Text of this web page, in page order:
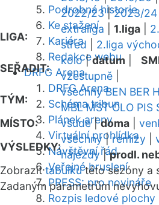
Podrobná historie
Ke stažení
Kariéra
Redakce webu
DRFG Arena
DRFG Arena
Schéma tribun
Plánek areny
Virtuální prohlídka
Návštěvní řád
Veřejné bruslení
PRESS: pro novináře
Rozpis ledové plochy
2022/23|2023/24
LIGA:
extraliga 1.liga
střed
2.liga
SEŘADIT:
kolo|datum
vzestupně
TÝM:
všechny BEN BER
MBL MST OLO PIS
MÍSTO:
všude|doma
VÝSLEDKY:
všechny|remízy
nájezdy|prodl.
Zobrazittabulkutéto sezóny a
Zadaným parametrům